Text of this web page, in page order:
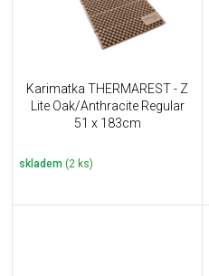
Karimatka THERMAREST - Z
Lite Oak/Anthracite Regular
51 x 183cm
skladem (2 ks)